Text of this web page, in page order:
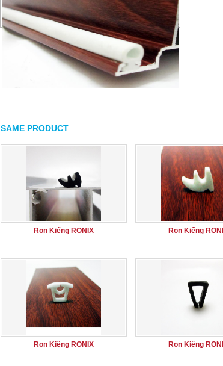
SAME PRODUCT
Ron Kiếng RONIX Ron Kiếng
Ron Kiếng RONIX Ron Kiếng